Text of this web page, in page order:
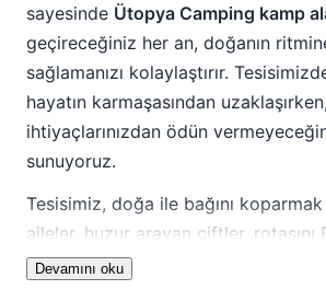
sayesinde Ütopya Camping kamp
geçireceğiniz her an, doğanın
sağlamanızı kolaylaştırır.
hayatın karmaşasından
ihtiyaçlarınızdan ödün
sunuyoruz.
Tesisimiz, doğa ile bağını
aileler, huzur arayan çiftler, rotasını
yalnız gezginler ve motosiklet
Devamını oku